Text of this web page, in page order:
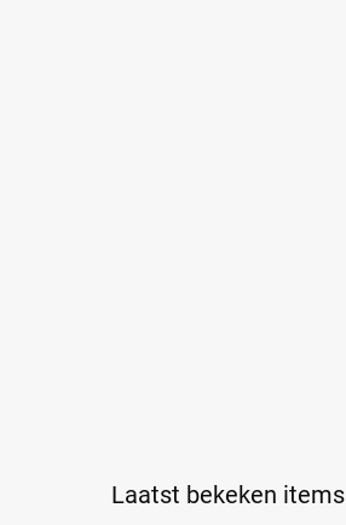
Laatst bekeken items